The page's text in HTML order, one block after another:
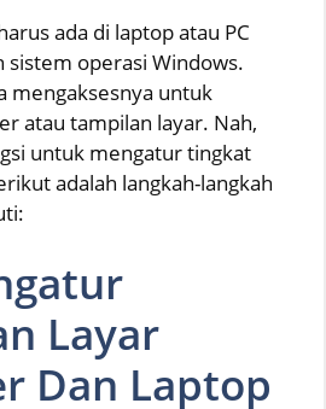
ada di laptop atau PC
sistem operasi Windows.
mengaksesnya untuk
atau tampilan layar. Nah,
untuk mengatur tingkat
adalah langkah-langkah
Layar
Dan Laptop